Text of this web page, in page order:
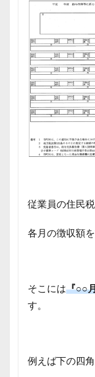
従業員の住民税
各月の徴収額
そこには『○○
す。
例えば下の四